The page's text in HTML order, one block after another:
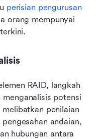
perisian pengurusan
orang mempunyai
RAID, langkah
potensi
penilaian
andaian,
hubungan antara